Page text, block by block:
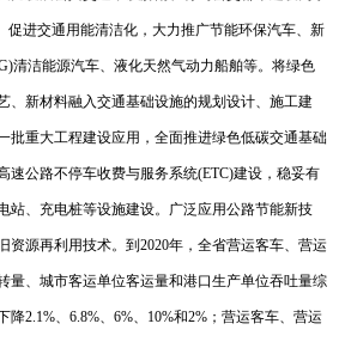
促进交通用能清洁化，大力推广节能环保汽车、新
清洁能源汽车、液化天然气动力船舶等。将绿色
、新材料融入交通基础设施的规划设计、施工建
批重大工程建设应用，全面推进绿色低碳交通基础
速公路不停车收费与服务系统(ETC)建设，稳妥有
站、充电桩等设施建设。广泛应用公路节能新技
资源再利用技术。到2020年，全省营运客车、营运
量、城市客运单位客运量和港口生产单位吞吐量综
降2.1%、6.8%、6%、10%和2%；营运客车、营运